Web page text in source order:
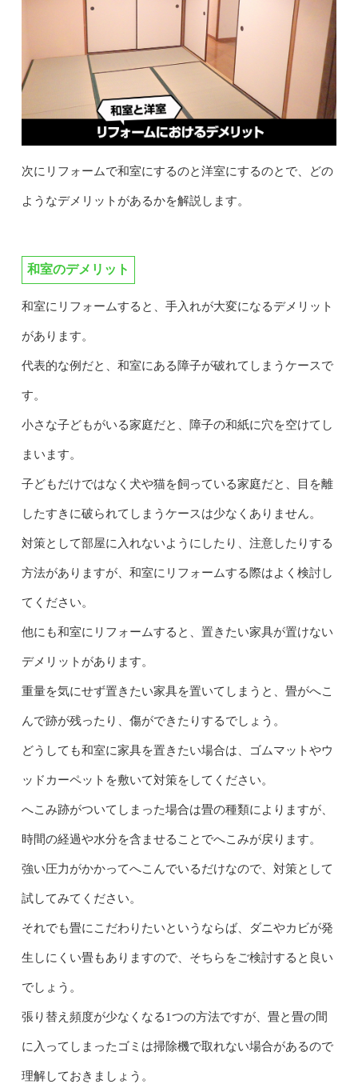
次にリフォームで和室にするのと洋室にするのとで、どの
ようなデメリットがあるかを解説します。
和室のデメリット
和室にリフォームすると、手入れが大変になるデメリット
があります。
代表的な例だと、和室にある障子が破れてしまうケースで
す。
小さな子どもがいる家庭だと、障子の和紙に穴を空けてし
まいます。
子どもだけではなく犬や猫を飼っている家庭だと、目を離
したすきに破られてしまうケースは少なくありません。
対策として部屋に入れないようにしたり、注意したりする
方法がありますが、和室にリフォームする際はよく検討し
てください。
他にも和室にリフォームすると、置きたい家具が置けない
デメリットがあります。
重量を気にせず置きたい家具を置いてしまうと、畳がへこ
んで跡が残ったり、傷ができたりするでしょう。
どうしても和室に家具を置きたい場合は、ゴムマットやウ
ッドカーペットを敷いて対策をしてください。
へこみ跡がついてしまった場合は畳の種類によりますが、
時間の経過や水分を含ませることでへこみが戻ります。
強い圧力がかかってへこんでいるだけなので、対策として
試してみてください。
それでも畳にこだわりたいというならば、ダニやカビが発
生しにくい畳もありますので、そちらをご検討すると良い
でしょう。
張り替え頻度が少なくなる1つの方法ですが、畳と畳の間
に入ってしまったゴミは掃除機で取れない場合があるので
理解しておきましょう。